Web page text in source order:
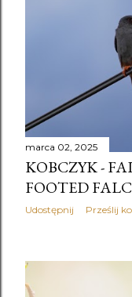
marca 02, 2025
KOBCZYK -
FOOTED
Udostępnij Prześlij